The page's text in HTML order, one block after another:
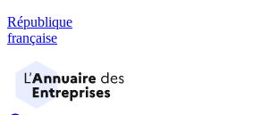
République
française